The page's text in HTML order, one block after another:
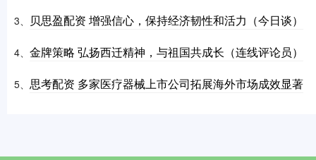
3、 贝思盈配资 增强信心，保持经济韧性和活力（今日谈）
4、 金牌策略 弘扬西迁精神，与祖国共成长（连线评论员）
5、 思考配资 多家医疗器械上市公司拓展海外市场成效显著